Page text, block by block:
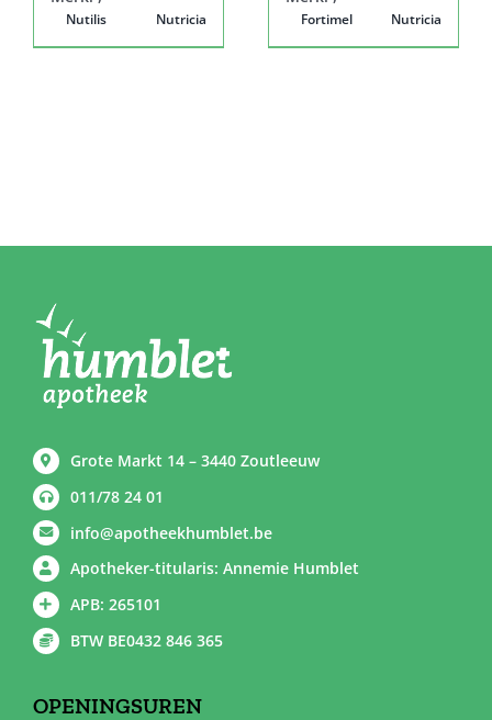
Nutilis Nutricia Fortimel Nutricia
Grote Markt 14 – 3440 Zoutleeuw
011/78 24 01
info@apotheekhumblet.be
Apotheker-titularis: Annemie Humblet
APB: 265101
BTW BE0432 846 365
OPENINGSUREN